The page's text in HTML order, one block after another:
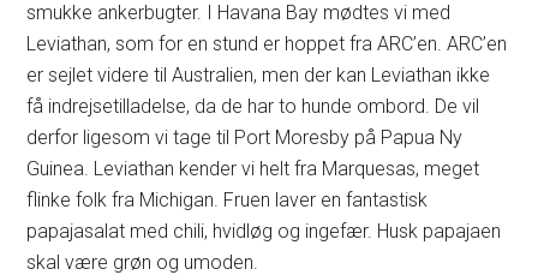
smukke ankerbugter. I Havana Bay mødtes vi med
Leviathan, som for en stund er hoppet fra ARC’en. ARC’en
er sejlet videre til Australien, men der kan Leviathan ikke
få indrejsetilladelse, da de har to hunde ombord. De vil
derfor ligesom vi tage til Port Moresby på Papua Ny
Guinea. Leviathan kender vi helt fra Marquesas, meget
flinke folk fra Michigan. Fruen laver en fantastisk
papajasalat med chili, hvidløg og ingefær. Husk papajaen
skal være grøn og umoden.